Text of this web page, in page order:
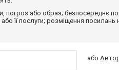
погроз або образ; безпосереднє
її послуги; розміщення
або